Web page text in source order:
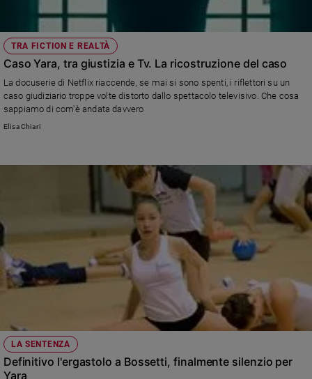
giorno
Società
e
valori
Ambiente
e
Migranti
Diversità
Costume
Cultura
TRA FICTION E REALTÀ
Caso Yara, tra giustizia e Tv. La ricostruzione del caso
La docuserie di Netflix riaccende, se mai si sono spenti, i riflettori su un
caso giudiziario troppe volte distorto dallo spettacolo televisivo. Che cosa
sappiamo di com'è andata davvero
Elisa Chiari
LA SENTENZA
Definitivo l'ergastolo a Bossetti, finalmente silenzio per
Yara